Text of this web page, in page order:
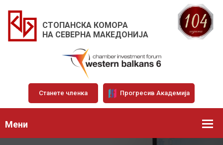
СТОПАНСКА КОМОРА
НА СЕВЕРНА МАКЕДОНИЈА
Станете членка Прогресив Академија
Мени